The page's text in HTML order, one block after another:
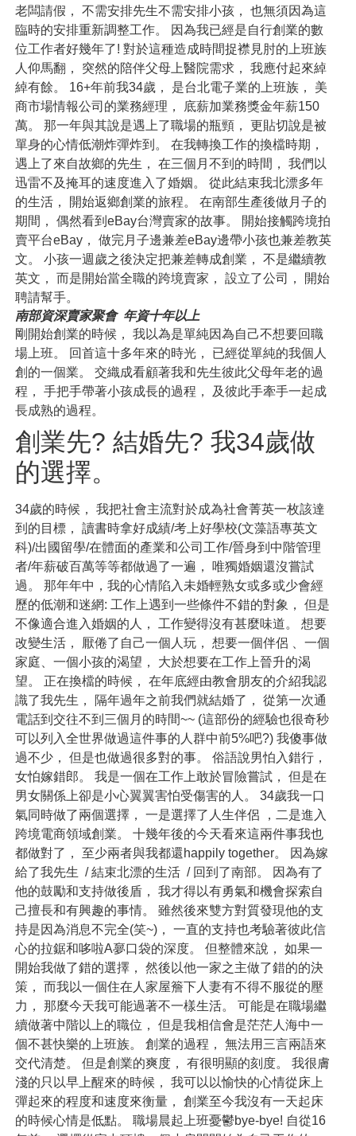
老闆請假， 不需安排先生不需安排小孩， 也無須因為這
臨時的安排重新調整工作。 因為我已經是自行創業的數
位工作者好幾年了! 對於這種造成時間捉襟見肘的上班族
人仰馬翻， 突然的陪伴父母上醫院需求， 我應付起來綽
綽有餘。 16+年前我34歲， 是台北電子業的上班族， 美
商市場情報公司的業務經理， 底薪加業務獎金年薪150
萬。 那一年與其說是遇上了職場的瓶頸， 更貼切說是被
單身的心情低潮炸彈炸到。 在我轉換工作的換檔時期，
遇上了來自故鄉的先生， 在三個月不到的時間， 我們以
迅雷不及掩耳的速度進入了婚姻。 從此結束我北漂多年
的生活， 開始返鄉創業的旅程。 在南部生產後做月子的
期間， 偶然看到eBay台灣賣家的故事。 開始接觸跨境拍
賣平台eBay， 做完月子邊兼差eBay邊帶小孩也兼差教英
文。 小孩一週歲之後決定把兼差轉成創業， 不是繼續教
英文， 而是開始當全職的跨境賣家， 設立了公司， 開始
聘請幫手。
南部資深賣家聚會 年資十年以上
剛開始創業的時候， 我以為是單純因為自己不想要回職
場上班。 回首這十多年來的時光， 已經從單純的我個人
創的一個業。 交織成看顧著我和先生彼此父母年老的過
程， 手把手帶著小孩成長的過程， 及彼此手牽手一起成
長成熟的過程。
創業先? 結婚先? 我34歲做
的選擇。
34歲的時候， 我把社會主流對於成為社會菁英一枚該達
到的目標， 讀書時拿好成績/考上好學校(文藻語專英文
科)/出國留學/在體面的產業和公司工作/晉身到中階管理
者/年薪破百萬等等都做過了一遍， 唯獨婚姻還沒嘗試
過。 那年年中，我的心情陷入未婚輕熟女或多或少會經
歷的低潮和迷網: 工作上遇到一些條件不錯的對象， 但是
不像適合進入婚姻的人， 工作變得沒有甚麼味道。 想要
改變生活， 厭倦了自己一個人玩， 想要一個伴侶 、一個
家庭、一個小孩的渴望， 大於想要在工作上晉升的渴
望。 正在換檔的時候， 在年底經由教會朋友的介紹我認
識了我先生， 隔年過年之前我們就結婚了， 從第一次通
電話到交往不到三個月的時間~~ (這部份的經驗也很奇秒
可以列入全世界做過這件事的人群中前5%吧?) 我傻事做
過不少， 但是也做過很多對的事。 俗語說男怕入錯行，
女怕嫁錯郎。 我是一個在工作上敢於冒險嘗試， 但是在
男女關係上卻是小心翼翼害怕受傷害的人。 34歲我一口
氣同時做了兩個選擇， 一是選擇了人生伴侶 ，二是進入
跨境電商領域創業。 十幾年後的今天看來這兩件事我也
都做對了， 至少兩者與我都還happily together。 因為嫁
給了我先生 / 結束北漂的生活 / 回到了南部。 因為有了
他的鼓勵和支持做後盾， 我才得以有勇氣和機會探索自
己擅長和有興趣的事情。 雖然後來雙方對質發現他的支
持是因為消息不完全(笑~)， 一直的支持也考驗著彼此信
心的拉鋸和哆啦A夣口袋的深度。 但整體來說， 如果一
開始我做了錯的選擇， 然後以他一家之主做了錯的的決
策， 而我以一個住在人家屋簷下人妻有不得不服從的壓
力， 那麼今天我可能過著不一樣生活。 可能是在職場繼
續做著中階以上的職位， 但是我相信會是茫茫人海中一
個不甚快樂的上班族。 創業的過程， 無法用三言兩語來
交代清楚。 但是創業的爽度， 有很明顯的刻度。 我很膚
淺的只以早上醒來的時候， 我可以以愉快的心情從床上
彈起來的程度和速度來衡量， 創業至今我沒有一天起床
的時候心情是低點。 職場晨起上班憂鬱bye-bye! 自從16